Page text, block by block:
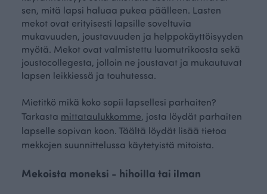
sen, mitä lapsi haluaa pukea päälleen. Lasten
mekot ovat erityisesti lapsille soveltuvia
mukavuuden, joustavuuden ja helppokäyttöisyyden
myötä. Mekot ovat valmistettu luomutrikoosta sekä
joustocollegesta, jolloin ne joustavat ja mukautuvat
lapsen leikkiessä ja touhutessa.
Mietitkö mikä koko sopii lapsellesi parhaiten?
Tarkasta mittataulukkomme, josta löydät parhaiten
lapselle sopivan koon. Täältä löydät lisää tietoa
mekkojen suunnittelussa käytetyistä mitoista.
Mekoista moneksi - hihoilla tai ilman